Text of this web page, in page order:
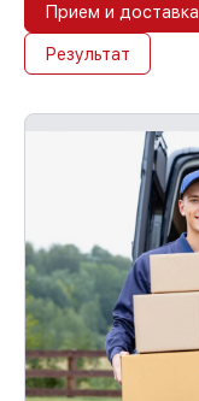
Прием и доставка
Результат